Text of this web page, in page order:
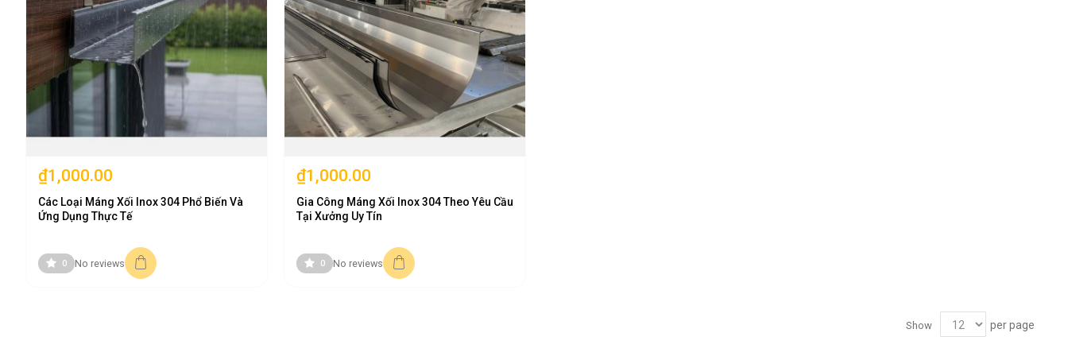
Khổ 600 250 160
Khổ 800 350 210
Khổ 1000 400 280
Khổ 1200 330
5. Công thức tính trọng lượng máng inox chấn chuẩn xác
Công thức tính khối lượng lý thuyết hỗ trợ bộ phận thu mua kiểm tra tải trọng mái nhà xưởng và tính toán dự toán chi phí vận chuyển đơn hàng:
₫1,000.00
Các Loại Máng Xối Inox 304 Phổ Biến Và
Ứng Dụng Thực Tế
0 No reviews
₫1,000.00
Gia Công Máng Xối Inox 304 Theo Yêu Cầu
Tại Xưởng Uy Tín
0 No reviews
Show per page